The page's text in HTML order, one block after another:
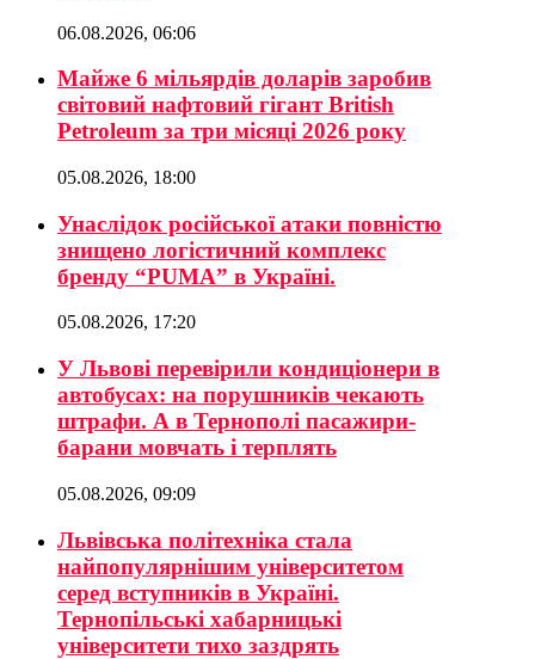
06.08.2026, 06:06
Майже 6 мільярдів доларів заробив
світовий нафтовий гігант British
Petroleum за три місяці 2026 року
05.08.2026, 18:00
Унаслідок російської атаки повністю
знищено логістичний комплекс
бренду “PUMA” в Україні.
05.08.2026, 17:20
У Львові перевірили кондиціонери в
автобусах: на порушників чекають
штрафи. А в Тернополі пасажири-
барани мовчать і терплять
05.08.2026, 09:09
Львівська політехніка стала
найпопулярнішим університетом
серед вступників в Україні.
Тернопільські хабарницькі
університети тихо заздрять